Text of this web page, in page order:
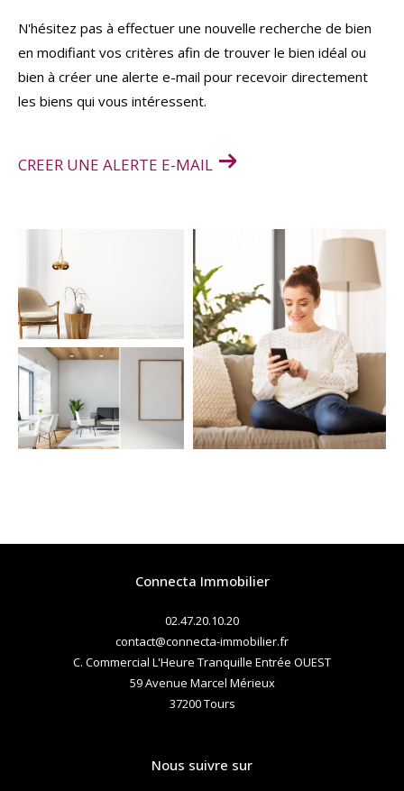
N'hésitez pas à effectuer une nouvelle recherche de bien
en modifiant vos critères afin de trouver le bien idéal ou
bien à créer une alerte e-mail pour recevoir directement
les biens qui vous intéressent.
CREER UNE ALERTE E-MAIL
Connecta Immobilier
02.47.20.10.20
contact@connecta-immobilier.fr
C. Commercial L'Heure Tranquille Entrée OUEST
59 Avenue Marcel Mérieux
37200 tours
Nous suivre sur
Budget
Surface
Surface
Pièces
AFFINER LES CRITÈRES
TERRASSE PARKING PISCINE
FILTRER PAR
COUPS DE COEUR EXCLUSIVITÉS
NOUVEAUTÉS